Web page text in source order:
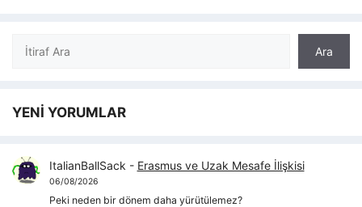
Ara
Ara
YENİ YORUMLAR
ItalianBallSack - Erasmus ve Uzak Mesafe İlişkisi
06/08/2026
Peki neden bir dönem daha yürütülemez?